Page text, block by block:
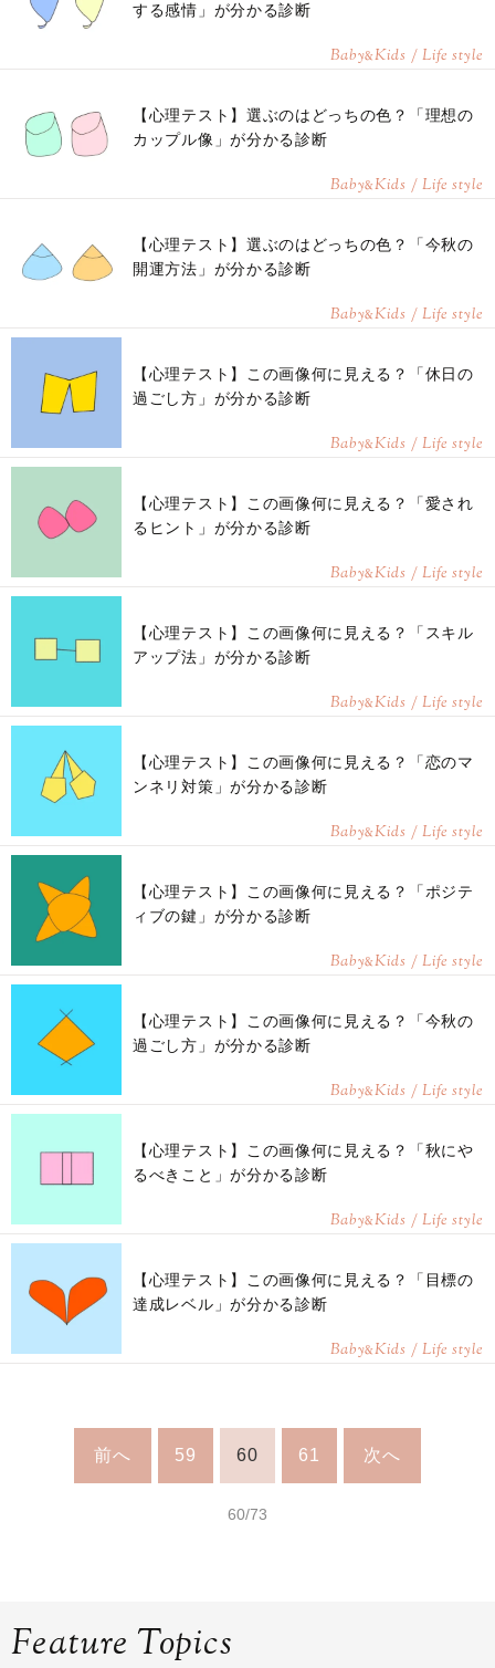
する感情」が分かる診断
Baby&Kids / Life style
【心理テスト】選ぶのはどっちの色？「理想の
カップル像」が分かる診断
Baby&Kids / Life style
【心理テスト】選ぶのはどっちの色？「今秋の
開運方法」が分かる診断
Baby&Kids / Life style
【心理テスト】この画像何に見える？「休日の
過ごし方」が分かる診断
Baby&Kids / Life style
【心理テスト】この画像何に見える？「愛され
るヒント」が分かる診断
Baby&Kids / Life style
【心理テスト】この画像何に見える？「スキル
アップ法」が分かる診断
Baby&Kids / Life style
【心理テスト】この画像何に見える？「恋のマ
ンネリ対策」が分かる診断
Baby&Kids / Life style
【心理テスト】この画像何に見える？「ポジテ
ィブの鍵」が分かる診断
Baby&Kids / Life style
【心理テスト】この画像何に見える？「今秋の
過ごし方」が分かる診断
Baby&Kids / Life style
【心理テスト】この画像何に見える？「秋にや
るべきこと」が分かる診断
Baby&Kids / Life style
【心理テスト】この画像何に見える？「目標の
達成レベル」が分かる診断
Baby&Kids / Life style
前へ 59 60 61 次へ
60/73
Feature Topics